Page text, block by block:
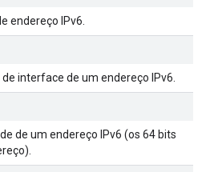
endereço IPv6.
interface de um endereço IPv6.
de um endereço IPv6 (os 64 bits